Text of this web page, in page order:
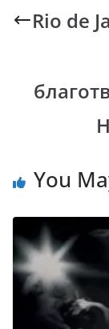
b
o
k
s
A
p
Rio de
You